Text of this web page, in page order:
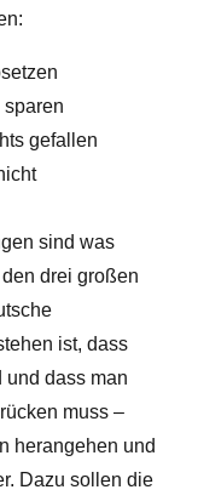
sparen
gefallen
sind was
drei großen
ist, dass
und dass man
muss –
herangehen und
Dazu sollen die